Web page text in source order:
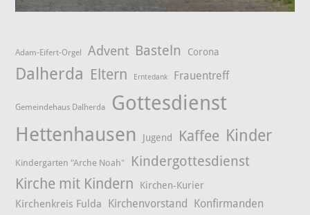
Adam-Eifert-Orgel Advent Basteln Corona
Dalherda Eltern Erntedank Frauentreff
Gemeindehaus Dalherda Gottesdienst
Hettenhausen Jugend Kaffee Kinder
Kindergarten "Arche Noah" Kindergottesdienst
Kirche mit Kindern Kirchen-Kurier
Kirchenkreis Fulda Kirchenvorstand Konfirmanden